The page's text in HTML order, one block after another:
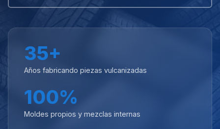
35+
Años fabricando piezas vulcanizadas
100%
Moldes propios y mezclas internas